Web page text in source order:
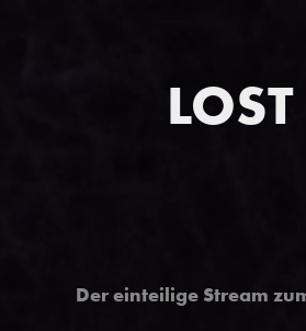
Der einteilige Stream